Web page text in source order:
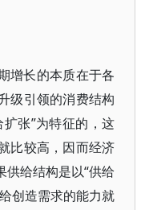
增长的本质在于各
级引领的消费结构
张”为特征的，这
比较高，因而经济
供给结构是以“供给
创造需求的能力就